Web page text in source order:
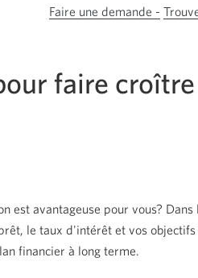
Faire une demande -
faire
avantageuse pour vous?
le taux d'intérêt et vos
financier à long terme.